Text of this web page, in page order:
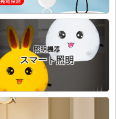
照明機器
スマート照明